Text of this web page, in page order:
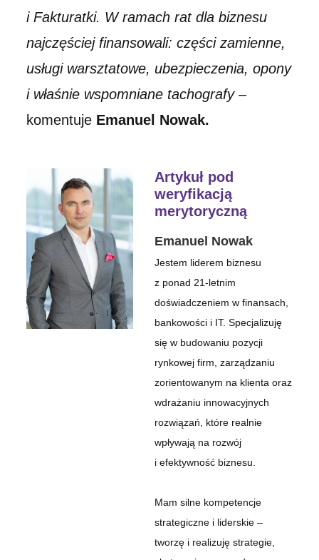
i Fakturatki. W ramach rat dla biznesu
najczęściej finansowali: części zamienne,
usługi warsztatowe, ubezpieczenia, opony
i właśnie wspomniane tachografy–
komentuje Emanuel Nowak.
Artykuł pod
weryfikacją
merytoryczną
Emanuel Nowak
Jestem liderem biznesu
z ponad 21-letnim
doświadczeniem w finansach,
bankowości i IT. Specjalizuję
się w budowaniu pozycji
rynkowej firm, zarządzaniu
zorientowanym na klienta oraz
wdrażaniu innowacyjnych
rozwiązań, które realnie
wpływają na rozwój
i efektywność biznesu.
Mam silne kompetencje
strategiczne i liderskie –
tworzę i realizuję strategie,